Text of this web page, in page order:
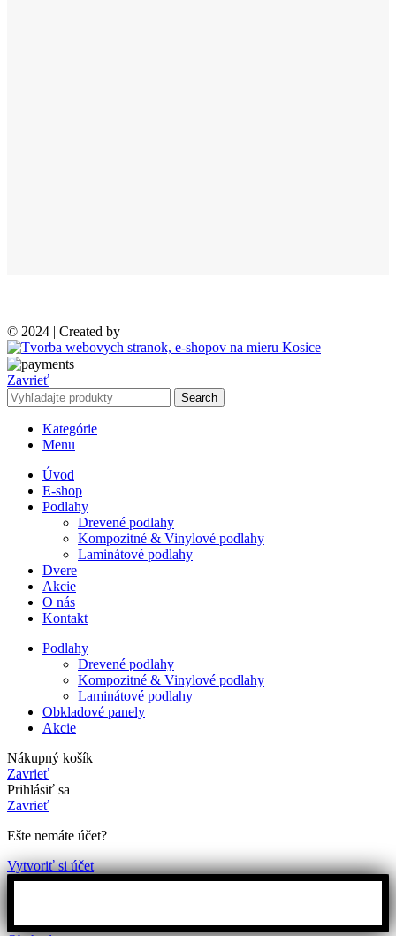
© 2024 | Created by
Zavrieť
Search
Kategórie
Menu
Úvod
E-shop
Podlahy
Drevené podlahy
Kompozitné & Vinylové podlahy
Laminátové podlahy
Dvere
Akcie
O nás
Kontakt
Podlahy
Drevené podlahy
Kompozitné & Vinylové podlahy
Laminátové podlahy
Obkladové panely
Akcie
Nákupný košík
Zavrieť
Prihlásiť sa
Zavrieť
Ešte nemáte účet?
Vytvoriť si účet